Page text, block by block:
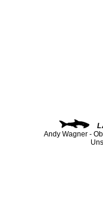
Andy Wagner -